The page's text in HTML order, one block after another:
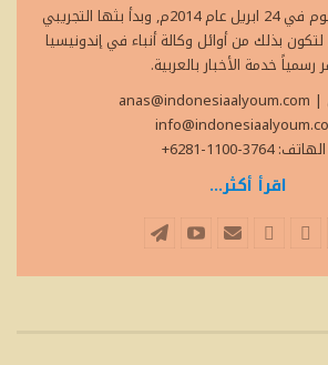
وتأسس إندونيسيا اليوم في 24 ابريل عام 2014م, وبدأ بثها التجريبي
ابريل 2014م, لتكون بذلك من أوائل وكالة أنباء في إندونيسيا
رسمياً خدمة الأخبار بالعربية.
anas@indonesiaalyoum.com |
3764-1100-6281+
اقرأ أكثر...